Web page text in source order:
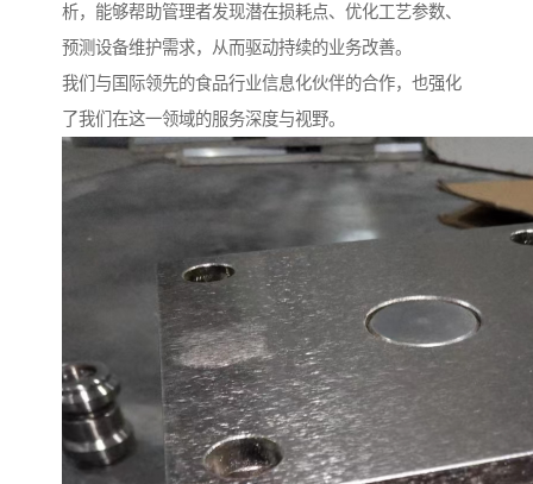
析，能够帮助管理者发现潜在损耗点、优化工艺参数、
预测设备维护需求，从而驱动持续的业务改善。
我们与国际领先的食品行业信息化伙伴的合作，也强化
了我们在这一领域的服务深度与视野。